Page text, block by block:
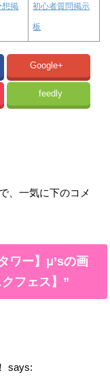
想掲 初心者質問掲示
板
Google+
feedly
、一気に下のコメ
ワー】μ’sの画
フェス】”
says: